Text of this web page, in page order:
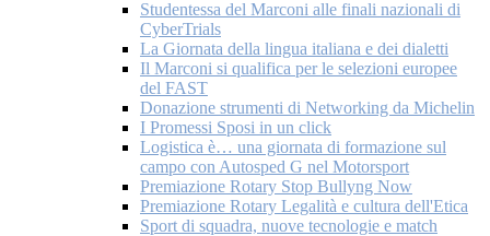
Studentessa del Marconi alle finali nazionali di
CyberTrials
La Giornata della lingua italiana e dei dialetti
Il Marconi si qualifica per le selezioni europee
del FAST
Donazione strumenti di Networking da Michelin
I Promessi Sposi in un click
Logistica è… una giornata di formazione sul
campo con Autosped G nel Motorsport
Premiazione Rotary Stop Bullyng Now
Premiazione Rotary Legalità e cultura dell'Etica
Sport di squadra, nuove tecnologie e match